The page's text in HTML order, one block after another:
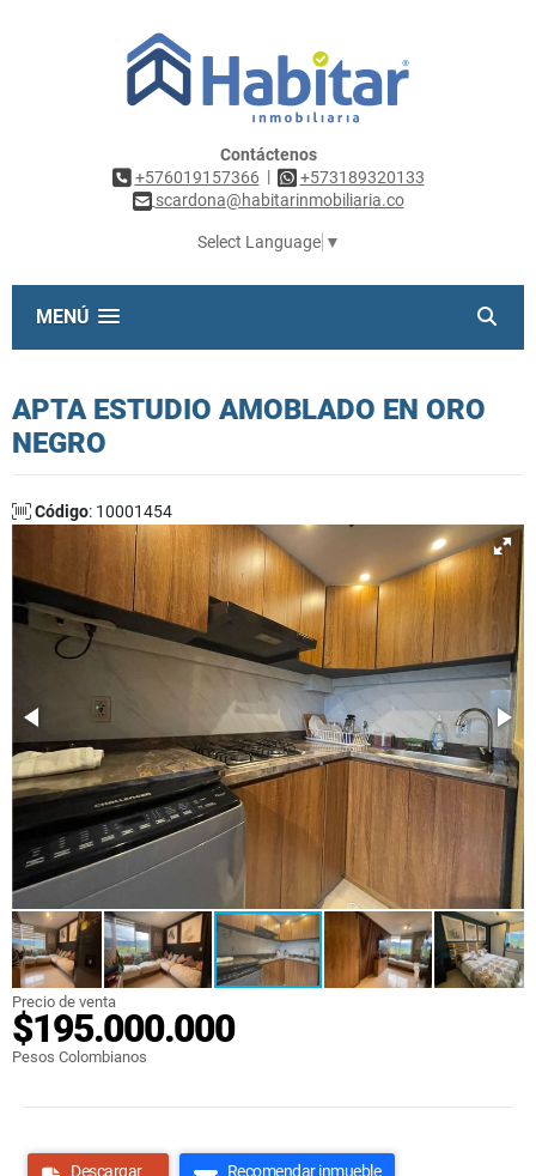
Contáctenos
+576019157366 |
+573189320133
scardona@habitarinmobiliaria.co
Select Language ▼
MENÚ
APTA ESTUDIO AMOBLADO EN ORO
NEGRO
Código: 10001454
Precio de venta
$195.000.000
Pesos Colombianos
Descargar
Recomendar inmueble